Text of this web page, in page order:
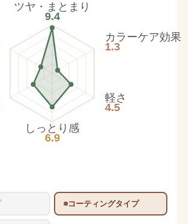
ツヤ・まとまり
9.4
カラーケア効果
1.3
軽さ
4.5
しっとり感
6.9
コーティングタイプ